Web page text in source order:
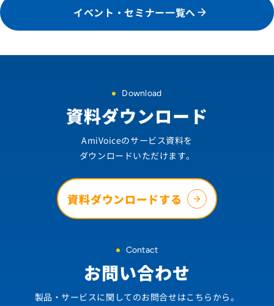
イベント・セミナー一覧へ
Download
資料ダウンロード
AmiVoiceのサービス資料を
ダウンロードいただけます。
資料ダウンロードする
Contact
お問い合わせ
製品・サービスに関してのお問合せはこちらから。